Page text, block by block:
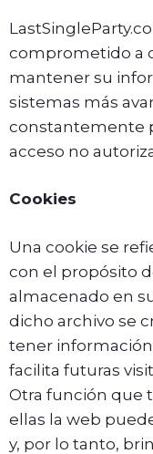
comprometido a
mantener su
sistemas más
constantemente
acceso no
Cookies
Una cookie se
con el propósito
almacenado en
dicho archivo se
tener
facilita futuras
Otra función que
ellas la web
y, por lo tanto,